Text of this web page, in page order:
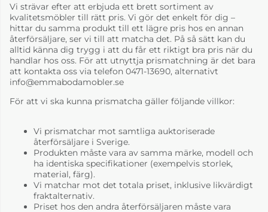
Tyg pg.1 Classic 37
fr. 49 880 kr
4-6 Veckor
Tyg pg.3 Bakar 01
fr. 53 614 kr
4-6 Veckor
Vi strävar efter att erbjuda ett brett sortiment av
kvalitetsmöbler till rätt pris. Vi gör det enkelt för dig –
hittar du samma produkt till ett lägre pris hos en annan
återförsäljare, ser vi till att matcha det. På så sätt kan du
alltid känna dig trygg i att du får ett riktigt bra pris när du
handlar hos oss. För att utnyttja prismatchning är det bara
att kontakta oss via telefon 0471-13690, alternativt
info@emmabodamobler.se
För att vi ska kunna prismatcha gäller följande villkor:
Vi prismatchar mot samtliga auktoriserade
återförsäljare i Sverige.
Produkten måste vara av samma märke, modell och
ha identiska specifikationer (exempelvis storlek,
material, färg).
Vi matchar mot det totala priset, inklusive likvärdigt
fraktalternativ.
Priset hos den andra återförsäljaren måste vara